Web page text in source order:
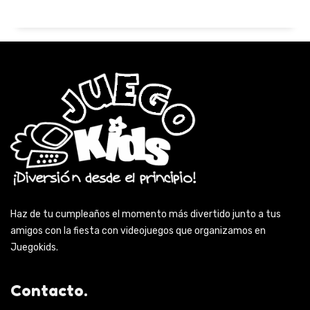
Haz de tu cumpleaños el momento más divertido junto a tus
amigos con la fiesta con videojuegos que organizamos en
Juegokids.
Contacto.